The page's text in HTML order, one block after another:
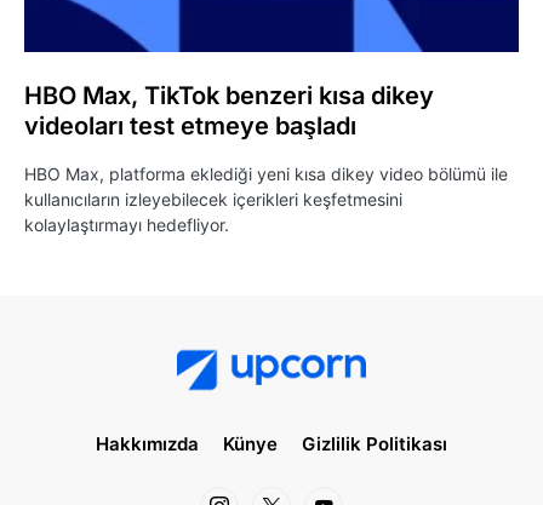
HBO Max, TikTok benzeri kısa dikey
videoları test etmeye başladı
HBO Max, platforma eklediği yeni kısa dikey video bölümü ile
kullanıcıların izleyebilecek içerikleri keşfetmesini
kolaylaştırmayı hedefliyor.
Hakkımızda Künye Gizlilik Politikası